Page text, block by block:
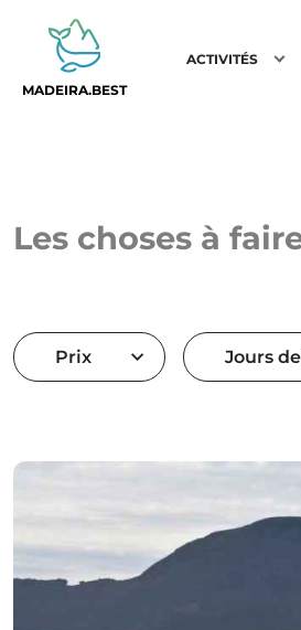
MADEIRA.BEST
ACTIVITÉS
Les choses à
Prix Jours